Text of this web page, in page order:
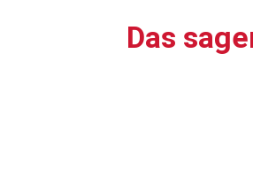
Das